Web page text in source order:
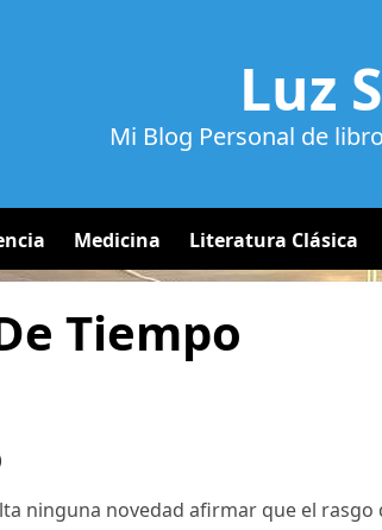
Luz
Mi Blog Personal de
Medicina Literatura Clásica
Tiempo
ninguna novedad afirmar que el rasgo